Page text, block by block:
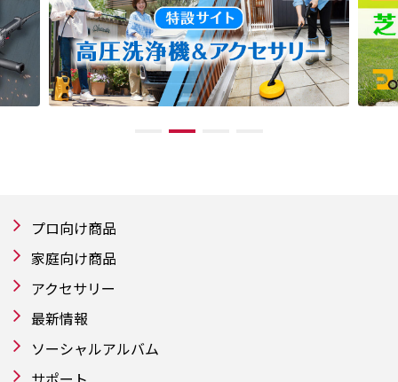
プロ向け商品
家庭向け商品
アクセサリー
最新情報
ソーシャルアルバム